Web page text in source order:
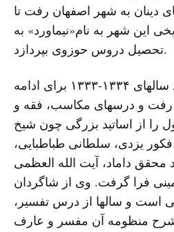
به شهر اصفهان رفت تا
این شهر به نام«نیماورد» به
تحصیل دروس حوزوی بپردازد.
دکتر دینانی در حدود سال‏های ۱۳۳۴-۱۳۳۳ برای ادامه
و درس‏های مکاسب، فقه و
را از اساتید بزرگی چون شیخ
یزدی، سلطانی طباطبایی،
داماد، آیت الله العظمی‏
فرا گرفت. وی از شاگردان
است و سال‏ها از درس تفسیر،
شرح منظومه آن مفسر و عارف